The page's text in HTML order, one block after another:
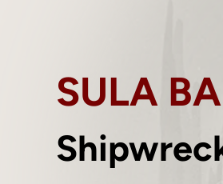
SULA